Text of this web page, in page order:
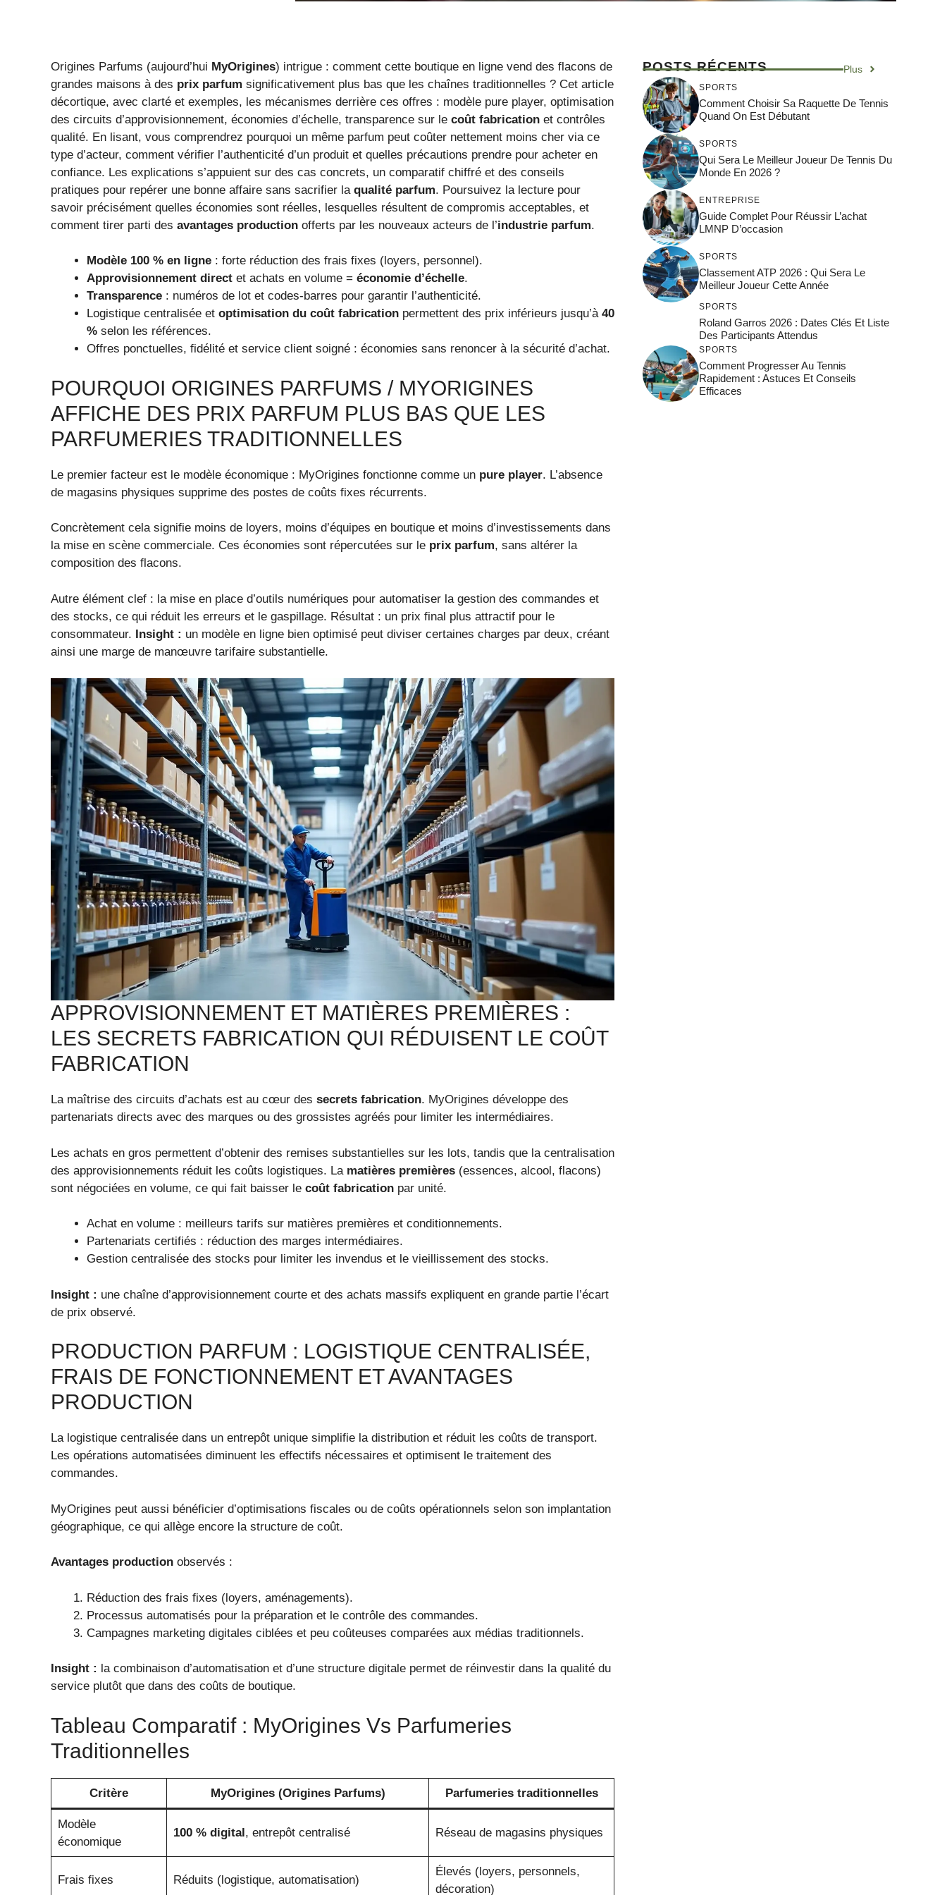
Origines Parfums (aujourd’hui MyOrigines) intrigue : comment cette boutique en ligne vend des flacons de
grandes maisons à des prix parfum significativement plus bas que les chaînes traditionnelles ? Cet article
décortique, avec clarté et exemples, les mécanismes derrière ces offres : modèle pure player, optimisation
des circuits d’approvisionnement, économies d’échelle, transparence sur le coût fabrication et contrôles
qualité. En lisant, vous comprendrez pourquoi un même parfum peut coûter nettement moins cher via ce
type d’acteur, comment vérifier l’authenticité d’un produit et quelles précautions prendre pour acheter en
confiance. Les explications s’appuient sur des cas concrets, un comparatif chiffré et des conseils
pratiques pour repérer une bonne affaire sans sacrifier la qualité parfum. Poursuivez la lecture pour
savoir précisément quelles économies sont réelles, lesquelles résultent de compromis acceptables, et
comment tirer parti des avantages production offerts par les nouveaux acteurs de l’industrie parfum.
Modèle 100 % en ligne : forte réduction des frais fixes (loyers, personnel).
Approvisionnement direct et achats en volume = économie d’échelle.
Transparence : numéros de lot et codes-barres pour garantir l’authenticité.
Logistique centralisée et optimisation du coût fabrication permettent des prix inférieurs jusqu’à 40
% selon les références.
Offres ponctuelles, fidélité et service client soigné : économies sans renoncer à la sécurité d’achat.
POURQUOI ORIGINES PARFUMS / MYORIGINES
AFFICHE DES PRIX PARFUM PLUS BAS QUE LES
PARFUMERIES TRADITIONNELLES
Le premier facteur est le modèle économique : MyOrigines fonctionne comme un pure player. L’absence
de magasins physiques supprime des postes de coûts fixes récurrents.
Concrètement cela signifie moins de loyers, moins d’équipes en boutique et moins d’investissements dans
la mise en scène commerciale. Ces économies sont répercutées sur le prix parfum, sans altérer la
composition des flacons.
Autre élément clef : la mise en place d’outils numériques pour automatiser la gestion des commandes et
des stocks, ce qui réduit les erreurs et le gaspillage. Résultat : un prix final plus attractif pour le
consommateur. Insight : un modèle en ligne bien optimisé peut diviser certaines charges par deux, créant
ainsi une marge de manœuvre tarifaire substantielle.
APPROVISIONNEMENT ET MATIÈRES PREMIÈRES :
LES SECRETS FABRICATION QUI RÉDUISENT LE COÛT
FABRICATION
La maîtrise des circuits d’achats est au cœur des secrets fabrication. MyOrigines développe des
partenariats directs avec des marques ou des grossistes agréés pour limiter les intermédiaires.
Les achats en gros permettent d’obtenir des remises substantielles sur les lots, tandis que la centralisation
des approvisionnements réduit les coûts logistiques. La matières premières (essences, alcool, flacons)
sont négociées en volume, ce qui fait baisser le coût fabrication par unité.
Achat en volume : meilleurs tarifs sur matières premières et conditionnements.
Partenariats certifiés : réduction des marges intermédiaires.
Gestion centralisée des stocks pour limiter les invendus et le vieillissement des stocks.
Insight : une chaîne d’approvisionnement courte et des achats massifs expliquent en grande partie l’écart
de prix observé.
PRODUCTION PARFUM : LOGISTIQUE CENTRALISÉE,
FRAIS DE FONCTIONNEMENT ET AVANTAGES
PRODUCTION
La logistique centralisée dans un entrepôt unique simplifie la distribution et réduit les coûts de transport.
Les opérations automatisées diminuent les effectifs nécessaires et optimisent le traitement des
commandes.
MyOrigines peut aussi bénéficier d’optimisations fiscales ou de coûts opérationnels selon son implantation
géographique, ce qui allège encore la structure de coût.
Avantages production observés :
Réduction des frais fixes (loyers, aménagements).
Processus automatisés pour la préparation et le contrôle des commandes.
Campagnes marketing digitales ciblées et peu coûteuses comparées aux médias traditionnels.
Insight : la combinaison d’automatisation et d’une structure digitale permet de réinvestir dans la qualité du
service plutôt que dans des coûts de boutique.
Tableau Comparatif : MyOrigines Vs Parfumeries
Traditionnelles
Critère MyOrigines (Origines Parfums) Parfumeries traditionnelles
Modèle
économique
100 % digital, entrepôt centralisé Réseau de magasins physiques
Frais fixes Réduits (logistique, automatisation)
Élevés (loyers, personnels,
décoration)
POSTS RÉCENTS Plus
SPORTS
Comment Choisir Sa Raquette De Tennis
Quand On Est Débutant
SPORTS
Qui Sera Le Meilleur Joueur De Tennis Du
Monde En 2026 ?
ENTREPRISE
Guide Complet Pour Réussir L’achat
LMNP D’occasion
SPORTS
Classement ATP 2026 : Qui Sera Le
Meilleur Joueur Cette Année
SPORTS
Roland Garros 2026 : Dates Clés Et Liste
Des Participants Attendus
SPORTS
Comment Progresser Au Tennis
Rapidement : Astuces Et Conseils
Efficaces